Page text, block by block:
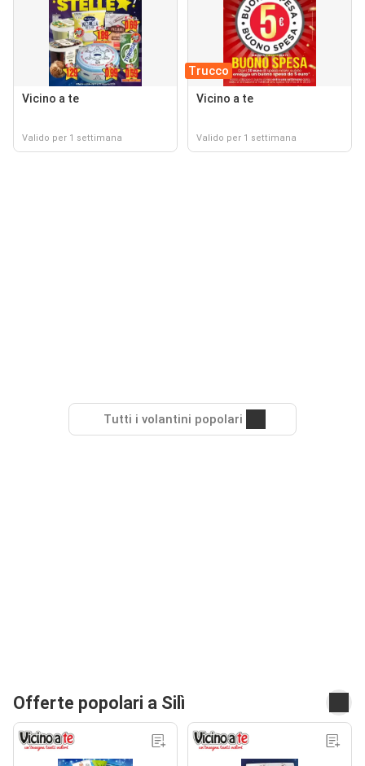
Vicino a te
Valido per 1 settimana
Trucco
Vicino a te
Valido per 1 settimana
Tutti i volantini popolari
Offerte popolari a Silì